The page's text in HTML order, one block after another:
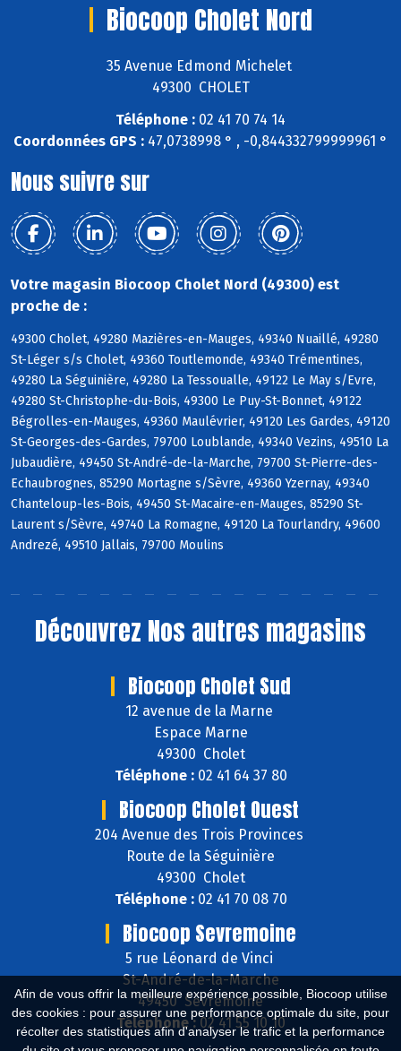
Afin de vous offrir la meilleure expérience possible, Biocoop utilise
des cookies : pour assurer une performance optimale du site, pour
récolter des statistiques afin d'analyser le trafic et la performance
Biocoop Cholet Nord
35 Avenue Edmond Michelet
49300 CHOLET
Téléphone : 02 41 70 74 14
Coordonnées GPS : 47,0738998 ° , -0,844332799999961 °
Nous suivre sur
Votre magasin Biocoop Cholet Nord (49300) est
proche de :
49300 Cholet, 49280 Mazières-en-Mauges, 49340 Nuaillé, 49280
St-Léger s/s Cholet, 49360 Toutlemonde, 49340 Trémentines,
49280 La Séguinière, 49280 La Tessoualle, 49122 Le May s/Evre,
49280 St-Christophe-du-Bois, 49300 Le Puy-St-Bonnet, 49122
Bégrolles-en-Mauges, 49360 Maulévrier, 49120 Les Gardes, 49120
St-Georges-des-Gardes, 79700 Loublande, 49340 Vezins, 49510 La
Jubaudière, 49450 St-André-de-la-Marche, 79700 St-Pierre-des-
Echaubrognes, 85290 Mortagne s/Sèvre, 49360 Yzernay, 49340
Chanteloup-les-Bois, 49450 St-Macaire-en-Mauges, 85290 St-
Laurent s/Sèvre, 49740 La Romagne, 49120 La Tourlandry, 49600
Andrezé, 49510 Jallais, 79700 Moulins
Découvrez Nos autres magasins
Biocoop Cholet Sud
12 avenue de la Marne
Espace Marne
49300 Cholet
Téléphone :02 41 64 37 80
Biocoop Cholet Ouest
204 Avenue des Trois Provinces
Route de la Séguinière
49300 Cholet
Téléphone :02 41 70 08 70
Biocoop Sevremoine
5 rue Léonard de Vinci
St-André-de-la-Marche
49450 Sèvremoine
Téléphone :02 41 55 10 10